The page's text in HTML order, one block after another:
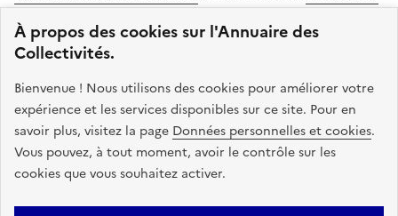
À propos des cookies sur l'Annuaire des
Collectivités.
Bienvenue ! Nous utilisons des cookies pour améliorer votre
expérience et les services disponibles sur ce site. Pour en
savoir plus, visitez la page Données personnelles et cookies.
Vous pouvez, à tout moment, avoir le contrôle sur les
cookies que vous souhaitez activer.
Cohésion des Territoires
. Le code source de ce site web
est disponible en licence libre. Le design de ce site est conçu
avec le système de design de l’État.
legifrance.gouv.fr
info.gouv.fr
service-public.gouv.fr
data.gouv.fr
Plan du site Accessibilite : non conforme Mentions légales